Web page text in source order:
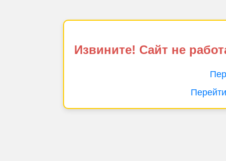
Извините! Сайт не